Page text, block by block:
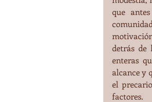
que
detrás de
enteras
alcance y
el
factores.